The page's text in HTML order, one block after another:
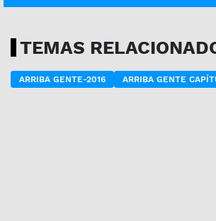
TEMAS
ARRIBA GENTE-2016 ARRIBA GENTE